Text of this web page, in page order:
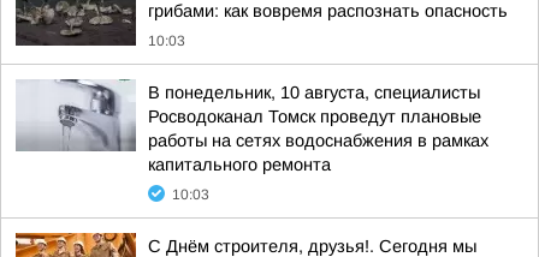
грибами: как вовремя распознать опасность
10:03
В понедельник, 10 августа, специалисты
Росводоканал Томск проведут плановые
работы на сетях водоснабжения в рамках
капитального ремонта
10:03
С Днём строителя, друзья!. Сегодня мы